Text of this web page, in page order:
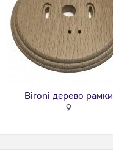
Bironi дерево рамки
9